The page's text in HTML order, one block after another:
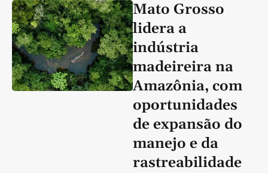
Mato Grosso
lidera a
indústria
madeireira na
Amazônia, com
oportunidades
de expansão do
manejo e da
rastreabilidade